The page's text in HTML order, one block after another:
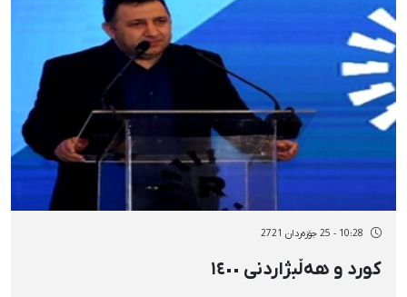
10:28 - 25 جۆزەردان 2721
کورد و هەڵبژاردنی ١٤٠٠